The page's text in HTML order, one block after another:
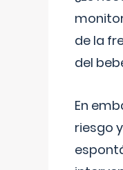
de la
del
En
riesgo